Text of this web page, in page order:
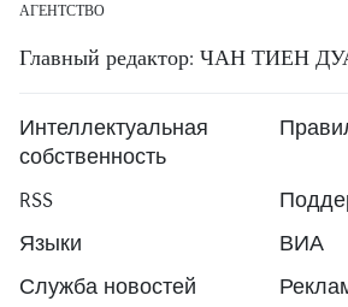
АГЕНТСТВО
Главный редактор: ЧАН ТИЕН
Интеллектуальная
собственность
RSS
Языки
ВИА
Служба новостей